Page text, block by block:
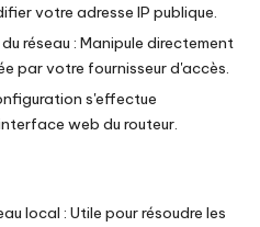
votre adresse IP publique.
réseau : Manipule directement
par votre fournisseur d'accès.
s'effectue
web du routeur.
local : Utile pour résoudre les